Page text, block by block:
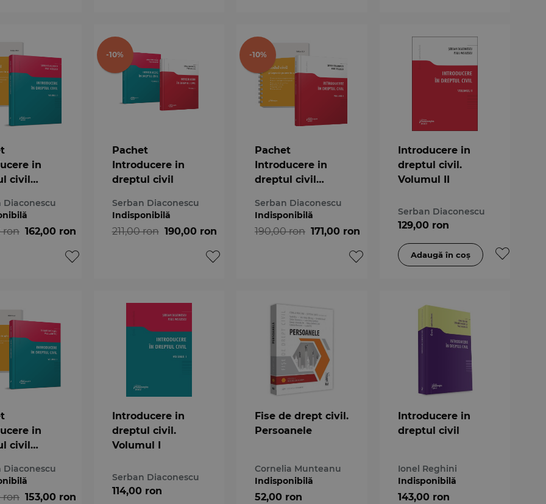
in
civil
Diaconescu
ron 162,00 ron
-10%
Pachet
Introducere in
dreptul civil
Serban Diaconescu
Indisponibilă
211,00 ron 190,00 ron
-10%
Pachet
Introducere in
dreptul civil
Serban Diaconescu
Indisponibilă
190,00 ron 171,00 ron
Introducere in
dreptul civil.
Volumul II
Serban Diaconescu
129,00 ron
in
civil
Diaconescu
ron 153,00 ron
Introducere in
dreptul civil.
Volumul I
Serban Diaconescu
114,00 ron
Fise de drept civil.
Persoanele
Cornelia Munteanu
Indisponibilă
52,00 ron
Introducere in
dreptul civil
Ionel Reghini
Indisponibilă
143,00 ron